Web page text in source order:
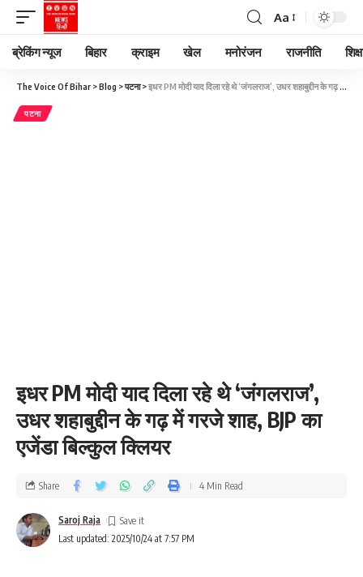
Aa
ब्रेकिंग न्यूज बिहार क्राइम खेल मनोरंजन राजनीति
The Voice Of Bihar >Blog >पटना>इधर PM मोदी याद दिला रहे थे ‘जंगलराज’, उधर शहाबुद्दीन के गढ़ में गरजे शाह, BJP का एजेंडा बिल्कुल क्लियर
पटना
इधर PM मोदी याद दिला रहे थे ‘जंगलराज’,
उधर शहाबुद्दीन के गढ़ में गरजे शाह, BJP का
एजेंडा बिल्कुल क्लियर
Last updated: 2025/10/24 at 7:57 PM
Saroj Raja
Share 4 Min Read